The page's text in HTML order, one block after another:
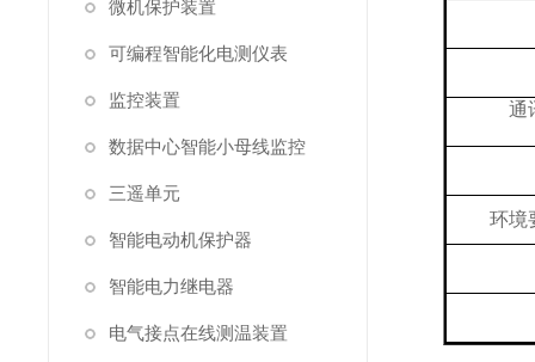
通
环境
微机保护装置
可编程智能化电测仪表
监控装置
数据中心智能小母线监控
三遥单元
智能电动机保护器
智能电力继电器
电气接点在线测温装置